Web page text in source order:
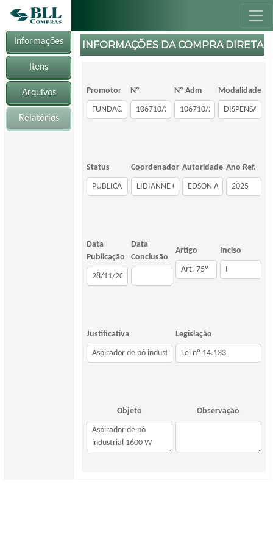
Informações
Itens
Arquivos
Relatórios
INFORMAÇÕES DA COMPRA DIRETA
Promotor Nº Nº Adm Modalidade
Status Coordenador Autoridade Ano Ref.
Data
Publicação
Data
Conclusão
Artigo Inciso
Justificativa Legislação
Objeto Observação